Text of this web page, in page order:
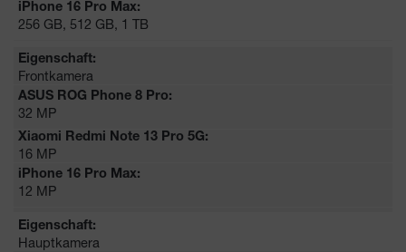
256 GB, 512 GB, 1 TB
Frontkamera
32 MP
16 MP
12 MP
Hauptkamera